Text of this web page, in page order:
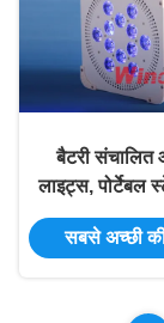
बैटरी संचालित
लाइट्स, पोर्टेबल
RGBWA + यूवी
सबसे अच्छी